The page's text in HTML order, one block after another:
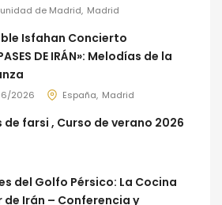
de Madrid Madrid
Isfahan Concierto
DE IRÁN»: Melodías de la
2026 España Madrid
de farsi , Curso de verano 2026
del Golfo Pérsico: La Cocina
de Irán – Conferencia y